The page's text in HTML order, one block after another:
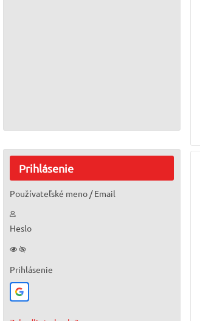
Prihlásenie
Používateľské meno / Email
Heslo
Prihlásenie